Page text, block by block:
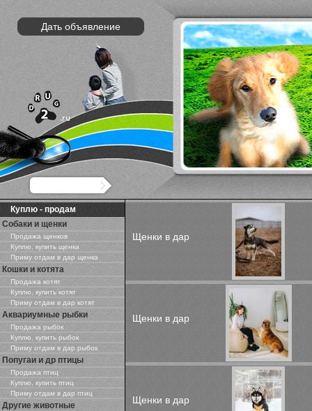
Дать объявление
Щенки в дар
Щенки в дар
Щенки в дар
Куплю - продам
Собаки и щенки
Продажа щенков
Куплю, купить щенка
Приму отдам в дар щенка
Кошки и котята
Продажа котят
Куплю, купить котят
Приму отдам в дар котят
Аквариумные рыбки
Продажа рыбок
Куплю, купить рыбок
Приму отдам в дар рыбок
Попугаи и др птицы
Продажа птиц
Куплю, купить птиц
Приму отдам в дар птиц
Другие животные